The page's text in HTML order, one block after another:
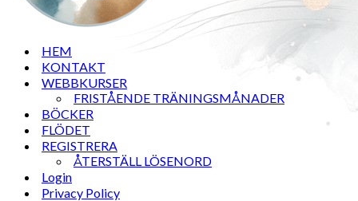
HEM
KONTAKT
WEBBKURSER
FRISTÅENDE TRÄNINGSMÅNADER
BÖCKER
FLÖDET
REGISTRERA
ÅTERSTÄLL LÖSENORD
Login
Privacy Policy